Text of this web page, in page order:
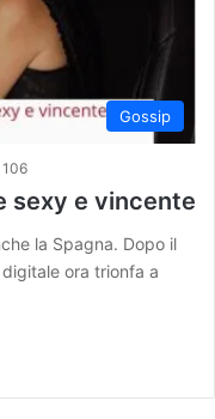
Gossip
106
sexy e vincente
la Spagna. Dopo il
ora trionfa a